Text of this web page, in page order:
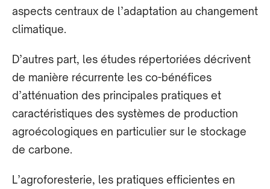
aspects centraux de l’adaptation au changement
climatique.
D’autres part, les études répertoriées décrivent
de manière récurrente les co-bénéfices
d’atténuation des principales pratiques et
caractéristiques des systèmes de production
agroécologiques en particulier sur le stockage
de carbone.
L’agroforesterie, les pratiques efficientes en